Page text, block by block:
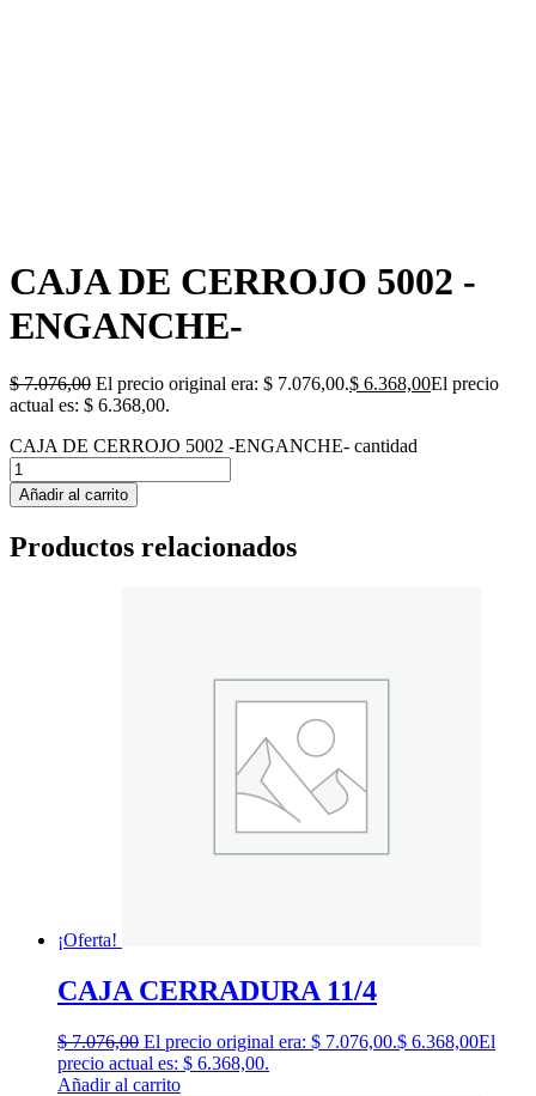
CAJA DE CERROJO 5002 -
ENGANCHE-
$7.076,00 El precio original era: $ 7.076,00.$ 6.368,00El precio
actual es: $ 6.368,00.
CAJA DE CERROJO 5002 -ENGANCHE- cantidad
Añadir al carrito
Productos relacionados
¡Oferta!
CAJA CERRADURA 11/4
$7.076,00 El precio original era: $ 7.076,00.$ 6.368,00El
precio actual es: $ 6.368,00.
Añadir al carrito